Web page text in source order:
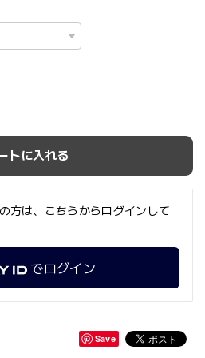
トに入れる
方は、こちらからログインして
でログイン
Save